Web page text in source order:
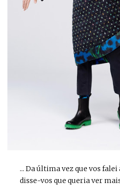
... Da última vez que vos falei
disse-vos que queria ver